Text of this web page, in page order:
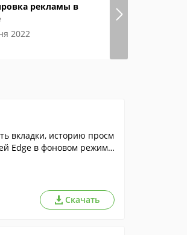
рекламы в
2022
вкладки, историю просм
Edge в фоновом режим
Скачать